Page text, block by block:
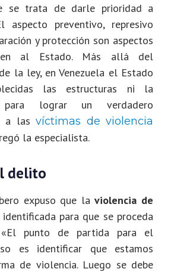
se trata de darle prioridad a
aspecto preventivo, represivo
y protección son aspectos
al Estado. Más allá del
la ley, en Venezuela el Estado
las estructuras ni la
para lograr un verdadero
a lasvíctimas de violencia
la especialista.
delito
expuso que laviolencia de
identificada para que se proceda
punto de partida para el
es identificar que estamos
de violencia. Luego se debe